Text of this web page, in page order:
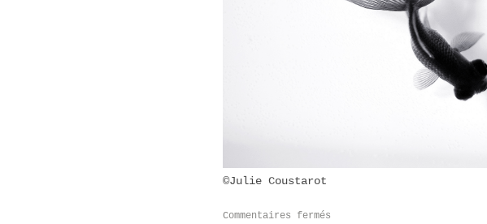
©Julie Coustarot
Commentaires fermés